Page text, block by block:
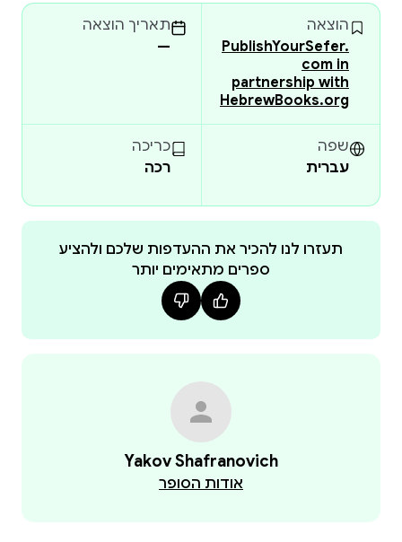
הוצאה
PublishYourSefer.
com in
partnership with
HebrewBooks.org
תאריך הוצאה
—
שפה
עברית
כריכה
רכה
תעזרו לנו להכיר את ההעדפות שלכם ולהציע
ספרים מתאימים יותר
Yakov Shafranovich
אודות הסופר